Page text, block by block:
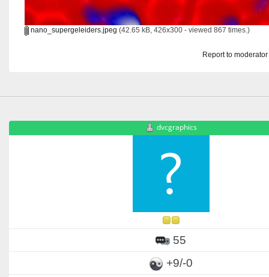
nano_supergeleiders.jpeg (42.65 kB, 426x300 - viewed 867 times.)
Report to moderator
dvcgraphics
55
+9/-0